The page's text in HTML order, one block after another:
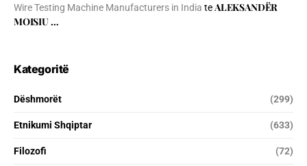
Wire Testing Machine Manufacturers in India teALEKSANDËR
MOISIU …
Kategoritë
Dëshmorët (299)
Etnikumi Shqiptar (633)
Filozofi (72)